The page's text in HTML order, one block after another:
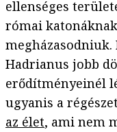
ellenséges
római katonáknak
Hadrianus jobb
erődítményeinél
ugyanis a
az élet, ami nem